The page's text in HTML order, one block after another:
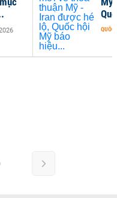
QUỐC